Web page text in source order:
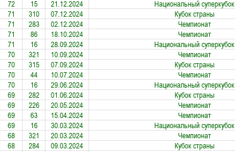
72 15 21.12.2024 Национальный суперкубок
71 310 07.12.2024 Кубок страны
71 283 02.12.2024 Чемпионат
71 86 18.10.2024 Чемпионат
71 16 28.09.2024 Национальный суперкубок
70 321 10.09.2024 Чемпионат
70 315 07.09.2024 Кубок страны
70 44 10.07.2024 Чемпионат
70 16 29.06.2024 Национальный суперкубок
69 282 01.06.2024 Кубок страны
69 226 20.05.2024 Чемпионат
69 63 15.04.2024 Чемпионат
69 16 30.03.2024 Национальный суперкубок
68 321 20.03.2024 Чемпионат
68 284 09.03.2024 Кубок страны